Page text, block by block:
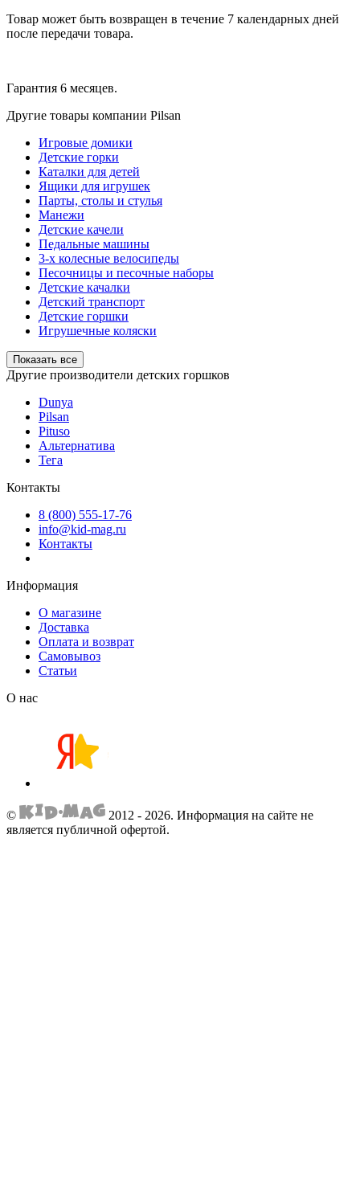
Товар может быть возвращен в течение 7 календарных дней
после передачи товара.
Гарантия 6 месяцев.
Другие товары компании Pilsan
Игровые домики
Детские горки
Каталки для детей
Ящики для игрушек
Парты, столы и стулья
Манежи
Детские качели
Педальные машины
3-х колесные велосипеды
Песочницы и песочные наборы
Детские качалки
Детский транспорт
Детские горшки
Игрушечные коляски
Показать все
Другие производители детских горшков
Dunya
Pilsan
Pituso
Альтернатива
Тега
Контакты
8 (800) 555-17-76
info@kid-mag.ru
Контакты
Информация
О магазине
Доставка
Оплата и возврат
Самовывоз
Статьи
О нас
© 2012 - 2026. Информация на сайте не
является публичной офертой.